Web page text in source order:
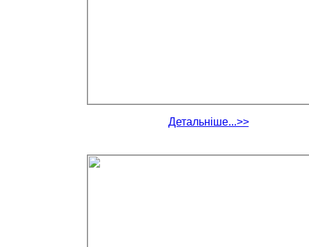
Детальніше...>>